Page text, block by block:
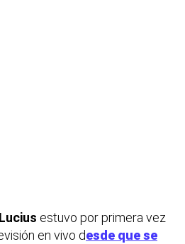
estuvo por primera vez
en vivo desde que se